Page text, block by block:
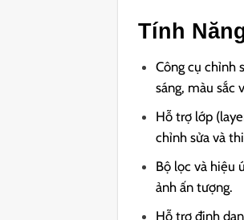
Tính
Công cụ chỉnh
sáng, màu sắc
Hỗ trợ lớp
chỉnh sửa và
Bộ lọc và hiệu
ảnh ấn tượng.
Hỗ trợ định